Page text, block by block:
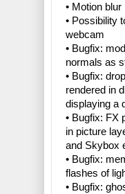
• Motion blur
• Possibility
webcam
• Bugfix:
normals as
• Bugfix:
rendered in
displaying a
• Bugfix: FX
in picture
and Skybox
• Bugfix:
flashes of
• Bugfix: